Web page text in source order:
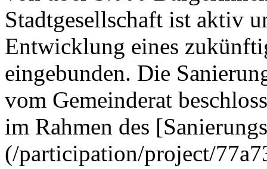
Stadtgesellschaft ist aktiv
Entwicklung eines
eingebunden. Die
vom Gemeinderat
im Rahmen des
(/participation/project/